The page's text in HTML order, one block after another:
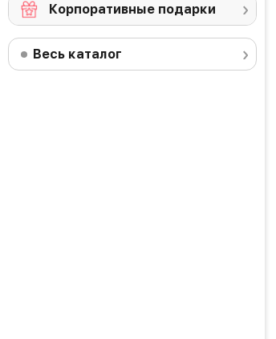
Корпоративные подарки
Весь каталог